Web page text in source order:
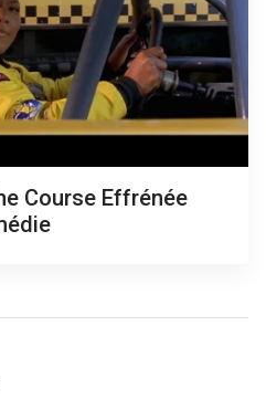
Course Effrénée